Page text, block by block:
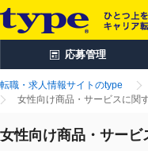
応募管理
転職・求人情報サイトのtype
女性向け商品・サービスに関
女性向け商品・サー